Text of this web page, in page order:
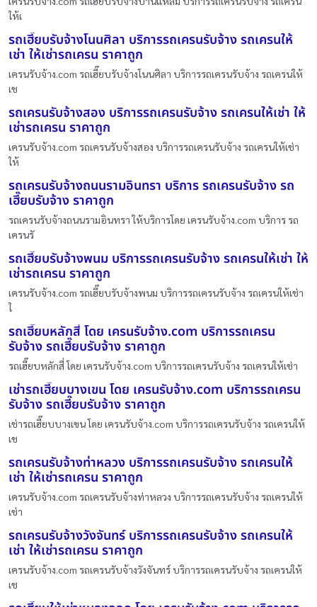
ให้เ
รถเฮี๊ยบรับจ้างโนนศิลา บริการรถเครนรับจ้าง รถเครนให้
เช่า ให้เช่ารถเครน ราคาถูก
เครนรับจ้าง.com รถเฮี๊ยบรับจ้างโนนศิลา บริการรถเครนรับจ้าง รถเครนให้
เช
รถเครนรับจ้างสอง บริการรถเครนรับจ้าง รถเครนให้เช่า ให้
เช่ารถเครน ราคาถูก
เครนรับจ้าง.com รถเครนรับจ้างสอง บริการรถเครนรับจ้าง รถเครนให้เช่า
ให้
รถเครนรับจ้างถนนรามอินทรา บริการ รถเครนรับจ้าง รถ
เฮี๊ยบรับจ้าง ราคาถูก
รถเครนรับจ้างถนนรามอินทรา ให้บริการโดย เครนรับจ้าง.com บริการ รถ
เครนรั
รถเฮี๊ยบรับจ้างพนม บริการรถเครนรับจ้าง รถเครนให้เช่า ให้
เช่ารถเครน ราคาถูก
เครนรับจ้าง.com รถเฮี๊ยบรับจ้างพนม บริการรถเครนรับจ้าง รถเครนให้เช่า
ใ
รถเฮี๊ยบหลักสี่ โดย เครนรับจ้าง.com บริการรถเครน
รับจ้าง รถเฮี๊ยบรับจ้าง ราคาถูก
รถเฮี๊ยบหลักสี่ โดย เครนรับจ้าง.com บริการรถเครนรับจ้าง รถเครนให้เช่า
เช่ารถเฮี๊ยบบางเขน โดย เครนรับจ้าง.com บริการรถเครน
รับจ้าง รถเฮี๊ยบรับจ้าง ราคาถูก
เช่ารถเฮี๊ยบบางเขน โดย เครนรับจ้าง.com บริการรถเครนรับจ้าง รถเครนให้
เช
รถเครนรับจ้างท่าหลวง บริการรถเครนรับจ้าง รถเครนให้
เช่า ให้เช่ารถเครน ราคาถูก
เครนรับจ้าง.com รถเครนรับจ้างท่าหลวง บริการรถเครนรับจ้าง รถเครนให้
เช่า
รถเครนรับจ้างวังจันทร์ บริการรถเครนรับจ้าง รถเครนให้
เช่า ให้เช่ารถเครน ราคาถูก
เครนรับจ้าง.com รถเครนรับจ้างวังจันทร์ บริการรถเครนรับจ้าง รถเครนให้
เช